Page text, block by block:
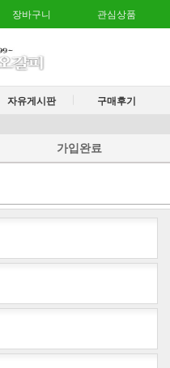
장바구니 관심상품
자유게시판 구매후기
가입완료